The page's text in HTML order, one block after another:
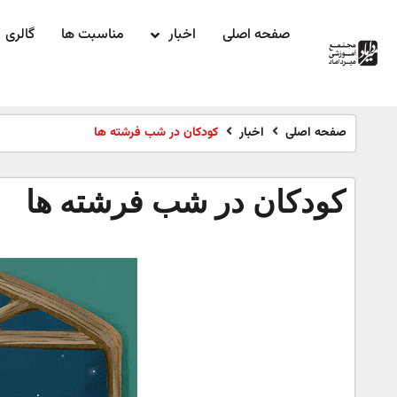
صفحه اصلی اخبار مناسبت ها گالری
صفحه اصلی اخبار کودکان در شب فرشته ها
کودکان در شب فرشته ها